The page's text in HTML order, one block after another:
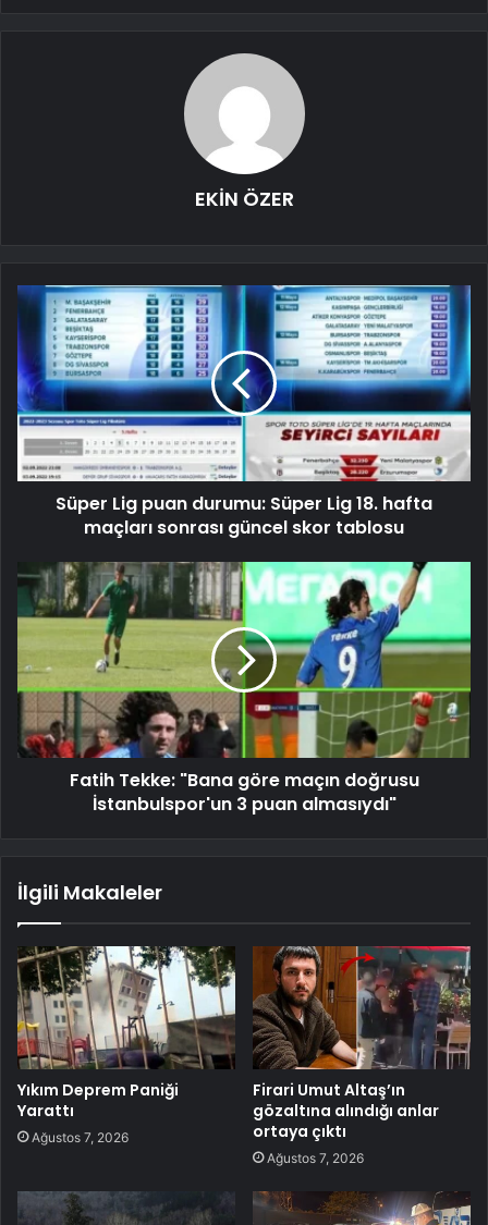
EKİN ÖZER
Süper Lig puan durumu: Süper Lig 18. hafta
maçları sonrası güncel skor tablosu
Fatih Tekke: "Bana göre maçın doğrusu
İstanbulspor'un 3 puan almasıydı"
İlgili Makaleler
Yıkım Deprem Paniği
Yarattı
Ağustos 7, 2026
Firari Umut Altaş’ın
gözaltına alındığı anlar
ortaya çıktı
Ağustos 7, 2026